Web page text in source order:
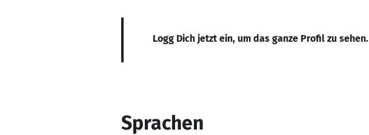
Logg Dich jetzt ein, um das ganze Profil zu sehen.
Sprachen